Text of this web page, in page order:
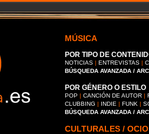
MÚSICA
POR TIPO DE
NOTICIAS | ENTREVISTAS |
BÚSQUEDA AVANZADA /
POR GÉNERO O ESTILO
POP | CANCIÓN DE AUTOR |
CLUBBING | INDIE | FUNK |
BÚSQUEDA AVANZADA /
CULTURALES / OCIO